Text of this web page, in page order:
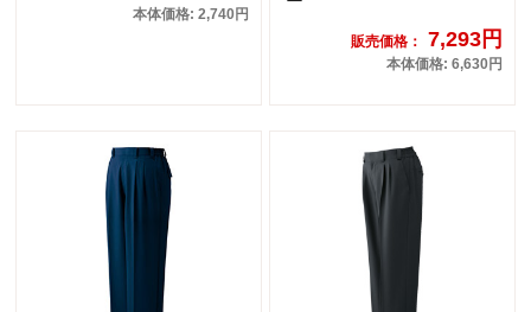
本体価格: 2,740円
販売価格： 7,293円
本体価格: 6,630円